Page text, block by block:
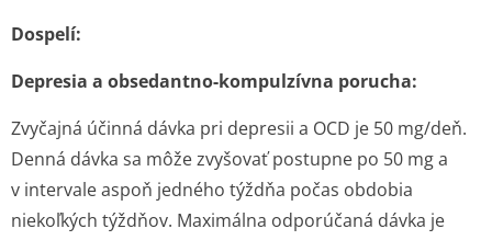
Dospelí:
Depresia a obsedantno-kompulzívna porucha:
Zvyčajná účinná dávka pri depresii a OCD je 50 mg/deň.
Denná dávka sa môže zvyšovať postupne po 50 mg a
v intervale aspoň jedného týždňa počas obdobia
niekoľkých týždňov. Maximálna odporúčaná dávka je